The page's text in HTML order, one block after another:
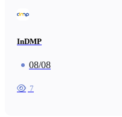
InDMP
08/08
7